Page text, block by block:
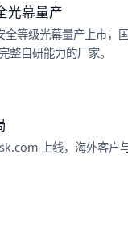
光幕量产
全等级光幕量产上市，
整自研能力的厂家。
上线，海外客户